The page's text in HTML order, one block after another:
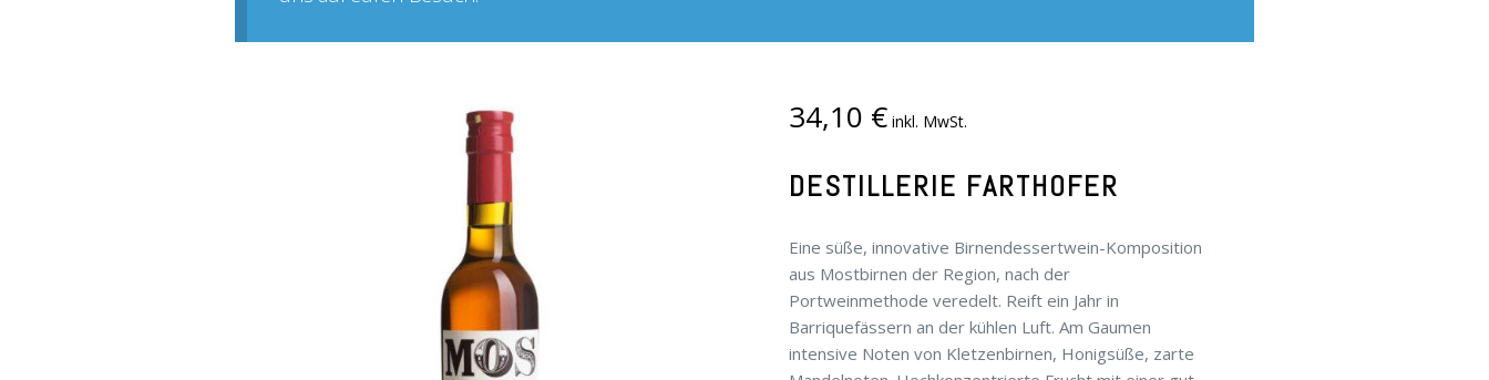
34,10 € inkl. MwSt.
DESTILLERIE FARTHOFER
Eine süße, innovative Birnendessertwein-Komposition
aus Mostbirnen der Region, nach der
Portweinmethode veredelt. Reift ein Jahr in
Barriquefässern an der kühlen Luft. Am Gaumen
intensive Noten von Kletzenbirnen, Honigsüße, zarte